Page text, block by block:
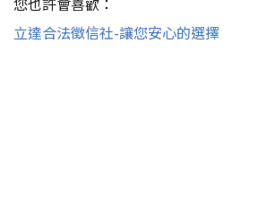
立達合法徵信社-讓您安心的選擇